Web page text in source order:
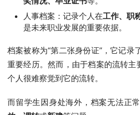
人事档案：记录个人在工作、职
是未来职业发展的重要依据。
档案被称为“第二张身份证”，它记录
重要经历。然而，由于档案的流转主
个人很难察觉到它的流转。
而留学生因身处海外，档案无法正